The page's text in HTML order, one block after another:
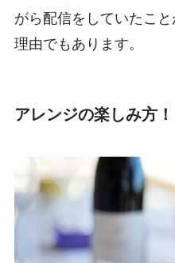
がら配信をしていたこ
理由でもあります。
アレンジの楽しみ方！